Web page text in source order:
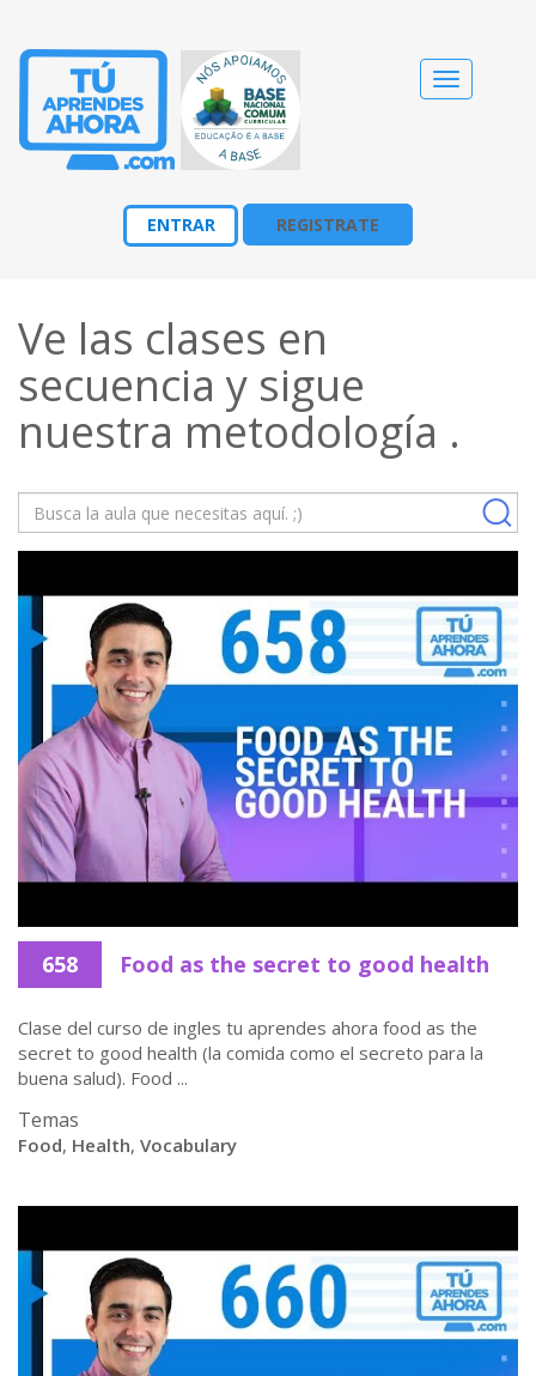
Cambiar
navegación
ENTRAR REGISTRATE
Ve las clases en
secuencia y sigue
nuestra metodología .
658 Food as the secret to good health
Clase del curso de ingles tu aprendes ahora food as the
secret to good health (la comida como el secreto para la
buena salud). Food ...
Temas
Food, Health, Vocabulary